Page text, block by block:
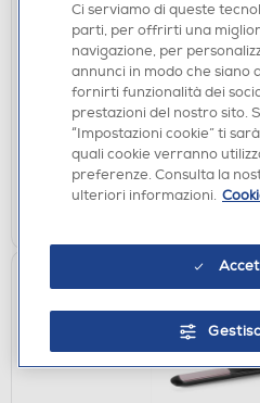
PIASTRE
BABYLISS - Piastra per
€ 59,90
Acquisto online:disponibile
Ritiro in negozio in 30'
Ci serviamo di queste
parti, per offrirti una
navigazione, per
annunci in modo che siano
fornirti funzionalità dei
prestazioni del nostro sito.
“Impostazioni cookie” ti
quali cookie verranno
preferenze. Consulta la
ulteriori informazioni.